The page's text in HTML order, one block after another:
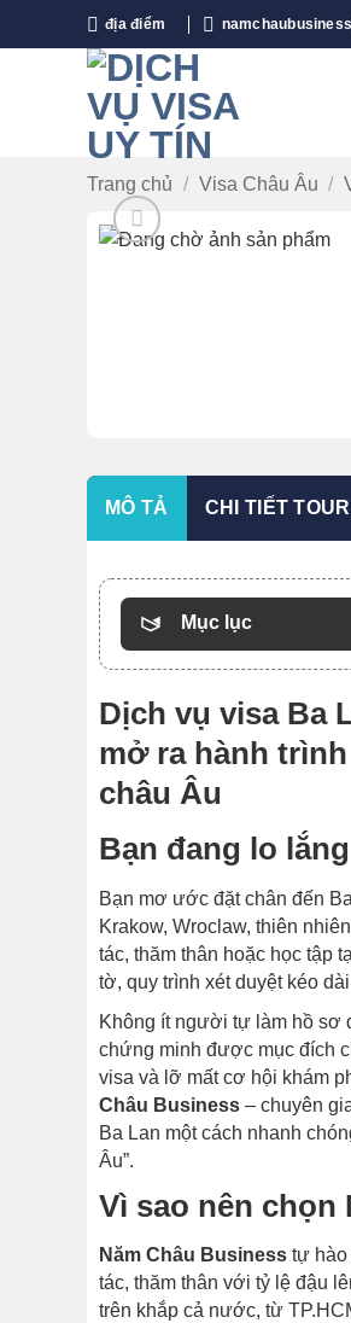
qua
địa điểm
Trang chủ / Visa Châu Âu /
MÔ TẢ CHI TIẾT TOUR
Mục lục
Dịch vụ visa Ba
mở ra hành
châu Âu
Bạn đang lo
Bạn mơ ước đặt chân đến
Krakow, Wroclaw, thiên
tác, thăm thân hoặc học tập
tờ, quy trình xét duyệt kéo
Không ít người tự làm hồ sơ
chứng minh được mục đích
visa và lỡ mất cơ hội khám
Châu Business – chuyên
Ba Lan một cách nhanh
Âu”.
Vì sao nên chọn
Năm Châu Business tự hào
tác, thăm thân với tỷ lệ đậu
trên khắp cả nước, từ